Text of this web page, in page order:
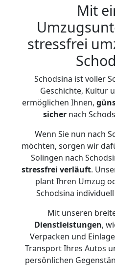
Mit
stressfrei
Schodsina ist voller
Geschichte, Kultur
ermöglichen Ihnen,
sicher nach
Wenn Sie nun nach
möchten, sorgen wir
Solingen nach
stressfrei verläuft.
plant Ihren Umzug
Schodsina
Mit unseren
Dienstleistungen,
Verpacken und
Transport Ihres Autos
persönlichen